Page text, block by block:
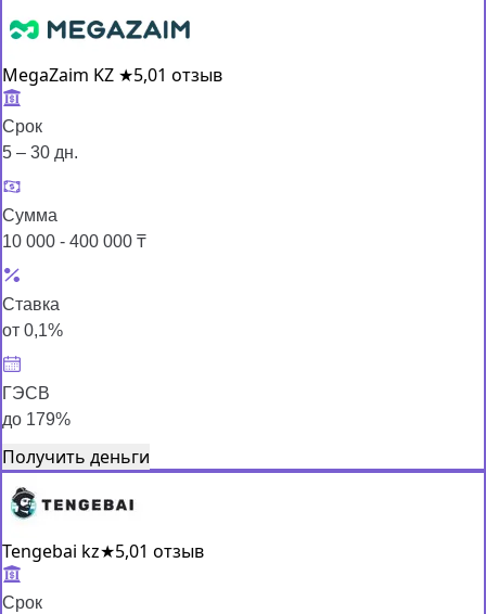
MegaZaim KZ ★5,01 отзыв
Срок
5 – 30 дн.
Сумма
10 000 - 400 000 ₸
Ставка
от 0,1%
ГЭСВ
до 179%
Получить деньги
Tengebai kz★5,01 отзыв
Срок